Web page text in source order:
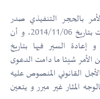
بالحجر التنفيذي صدر
بتاريخ2014/06/04 و الدعوى رفعت بتاريخ 2014/11/06، و أن
السير فيها بتاريخ
من الأمر شيئا ما دامت الدعوى
القانوني المنصوص عليه
فالوجه المثار غير مبرر و يتعين